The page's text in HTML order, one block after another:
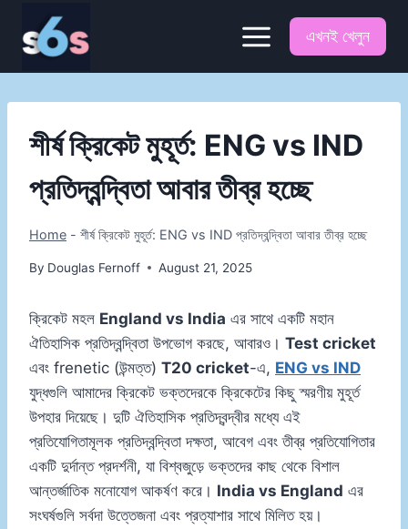
content
এখনই খেলুন
শীর্ষ ক্রিকেট মুহূর্ত: ENG vs IND
প্রতিদ্বন্দ্বিতা আবার তীব্র হচ্ছে
Home - শীর্ষ ক্রিকেট মুহূর্ত: ENG vs IND প্রতিদ্বন্দ্বিতা আবার তীব্র হচ্ছে
By Douglas Fernoff August 21, 2025
ক্রিকেট মহল England vs India এর সাথে একটি মহান
ঐতিহাসিক প্রতিদ্বন্দ্বিতা উপভোগ করছে, আবারও। Test cricket
এবং frenetic (উন্মত্ত) T20 cricket-এ, ENG vs IND
যুদ্ধগুলি আমাদের ক্রিকেট ভক্তদেরকে ক্রিকেটের কিছু স্মরণীয় মুহূর্ত
উপহার দিয়েছে। দুটি ঐতিহাসিক প্রতিদ্বন্দ্বীর মধ্যে এই
প্রতিযোগিতামূলক প্রতিদ্বন্দ্বিতা দক্ষতা, আবেগ এবং তীব্র প্রতিযোগিতার
একটি দুর্দান্ত প্রদর্শনী, যা বিশ্বজুড়ে ভক্তদের কাছ থেকে বিশাল
আন্তর্জাতিক মনোযোগ আকর্ষণ করে। India vs England এর
সংঘর্ষগুলি সর্বদা উত্তেজনা এবং প্রত্যাশার সাথে মিলিত হয়।